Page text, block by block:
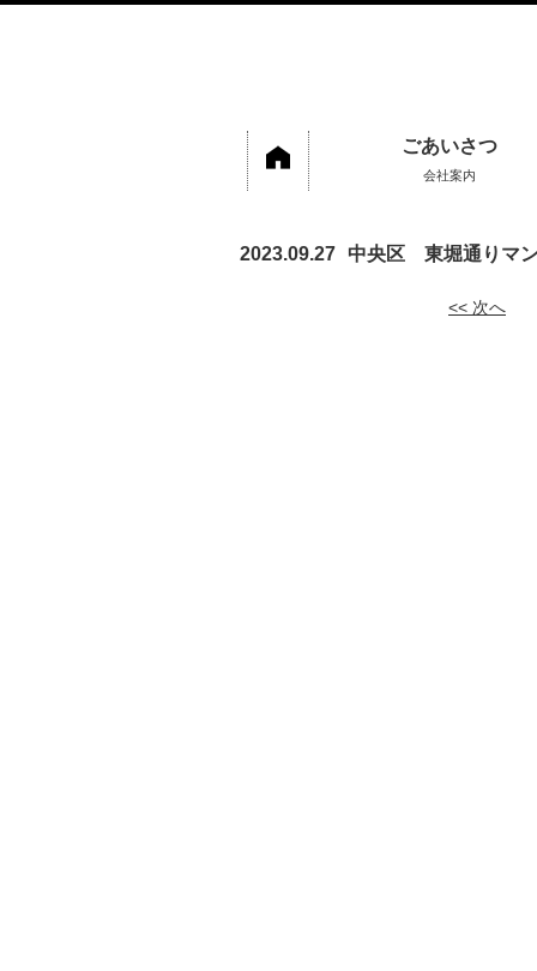
ごあいさつ
会社案内
2023.09.27 中央区 東堀通りマ
<< 次へ